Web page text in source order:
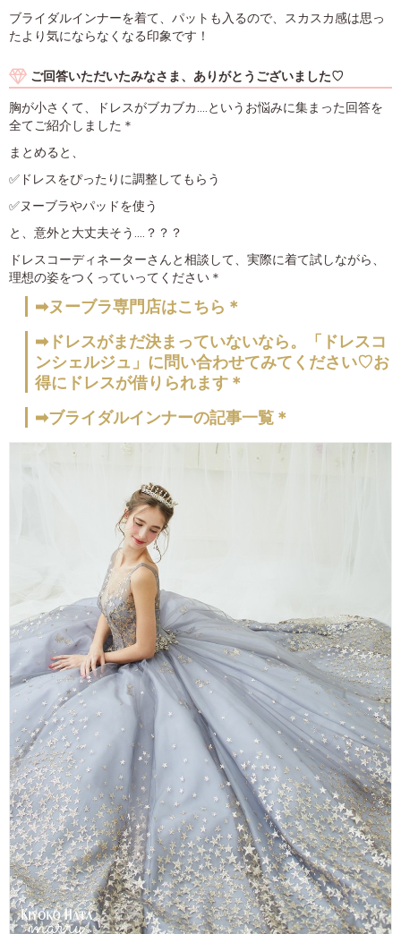
ブライダルインナーを着て、パットも入るので、スカスカ感は思っ
たより気にならなくなる印象です！
ご回答いただいたみなさま、ありがとうございました♡
胸が小さくて、ドレスがブカブカ....というお悩みに集まった回答を
全てご紹介しました＊
まとめると、
✅ドレスをぴったりに調整してもらう
✅ヌーブラやパッドを使う
と、意外と大丈夫そう....？？？
ドレスコーディネーターさんと相談して、実際に着て試しながら、
理想の姿をつくっていってください＊
➡ヌーブラ専門店はこちら＊
➡ドレスがまだ決まっていないなら。「ドレスコ
ンシェルジュ」に問い合わせてみてください♡お
得にドレスが借りられます＊
➡ブライダルインナーの記事一覧＊